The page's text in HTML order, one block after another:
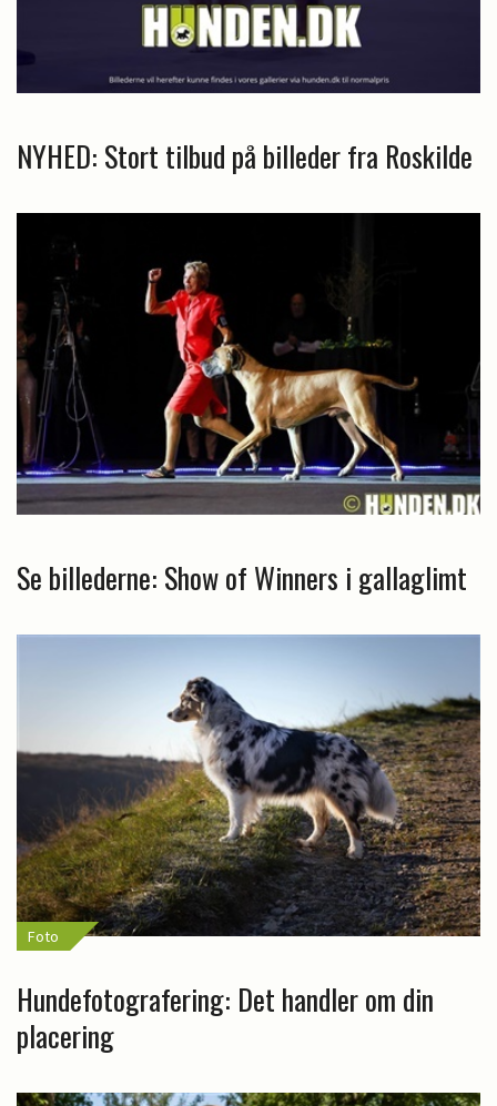
NYHED: Stort tilbud på billeder fra Roskilde
Se billederne: Show of Winners i gallaglimt
Foto
Hundefotografering: Det handler om din
placering